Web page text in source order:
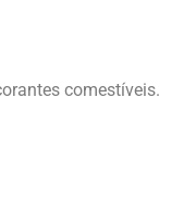
comestíveis.